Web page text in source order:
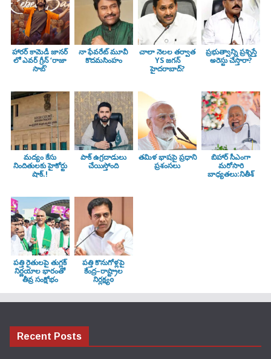
హారర్ కామెడీ జానర్
లో ఎవర్ గ్రీన్ ‘రాజా
సాబ్’
నా ఫేవరేట్ మూవీ
కొదమసింహం
చాలా నెలల తర్వాత
YS జగన్
హైదరాబాద్?
ప్రభుత్వాన్ని ప్రశ్నిస్తే
అరెస్టు చేస్తారా?
మద్యం కేసు
నిందితులకు హైకోర్టు
షాక్.!
పాక్ ఉగ్రదాడులు
చేయిస్తోంది
తమిళ భాషపై ప్రధాని
ప్రశంసలు
బిహార్ సీఎంగా
మరోసారి
బాధ్యతలు:నితీశ్
పత్తి రైతులపై తుగ్లక్‌
నిర్ణయాల భారంతో
తీవ్ర సంక్షోభం
పత్తి కొనుగోళ్లపై
కేంద్ర–రాష్ట్రాల
నిర్లక్ష్యo
Recent Posts